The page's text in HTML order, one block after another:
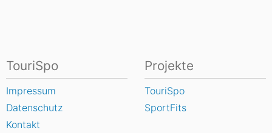
TouriSpo
Impressum
Datenschutz
Kontakt
Projekte
TouriSpo
SportFits